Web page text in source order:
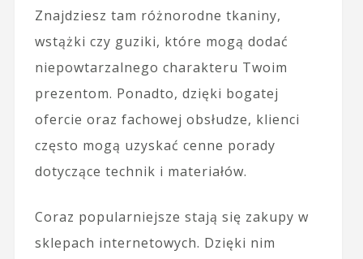
Znajdziesz tam różnorodne tkaniny,
wstążki czy guziki, które mogą dodać
niepowtarzalnego charakteru Twoim
prezentom. Ponadto, dzięki bogatej
ofercie oraz fachowej obsłudze, klienci
często mogą uzyskać cenne porady
dotyczące technik i materiałów.
Coraz popularniejsze stają się zakupy w
sklepach internetowych. Dzięki nim